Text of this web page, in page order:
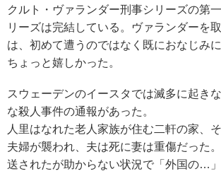
クルト・ヴァランダー刑事シリーズの第
リーズは完結している。ヴァランダーを
は、初めて遭うのではなく既におなじみ
ちょっと嬉しかった。
スウェーデンのイースタでは滅多に起き
な殺人事件の通報があった。
人里はなれた老人家族が住む二軒の家、
夫婦が襲われ、夫は死に妻は重傷だった
送されたが助からない状況で「外国の…」